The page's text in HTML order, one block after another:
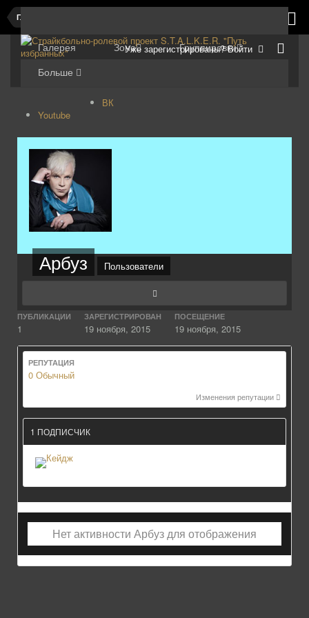
Главная
Уже зарегистрированы? Войти
Галерея Зона
Группировки
Больше
ВК
Youtube
Арбуз Пользователи
ПУБЛИКАЦИИ
1
ЗАРЕГИСТРИРОВАН
19 ноября, 2015
ПОСЕЩЕНИЕ
19 ноября, 2015
РЕПУТАЦИЯ
0 Обычный
Изменения репутации
1 ПОДПИСЧИК
Нет активности Арбуз для отображения